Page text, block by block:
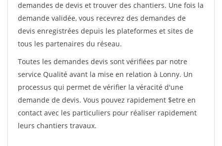
demandes de devis et trouver des chantiers. Une fois la
demande validée, vous recevrez des demandes de
devis enregistrées depuis les plateformes et sites de
tous les partenaires du réseau.
Toutes les demandes devis sont vérifiées par notre
service Qualité avant la mise en relation à Lonny. Un
processus qui permet de vérifier la véracité d'une
demande de devis. Vous pouvez rapidement $etre en
contact avec les particuliers pour réaliser rapidement
leurs chantiers travaux.